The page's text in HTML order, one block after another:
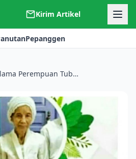
Kirim Artikel
Pepanggen
Mengenal Ulama Perempuan Tuban